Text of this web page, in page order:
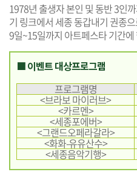
1978년 출생자 본인 및 동반 3인
기 링크에서 세종 동갑내기 권종
9일~15일까지 아트페스타 기간에
■ 이벤트 대상프로그램
프로그램명
<브라보 마이러브>
<카르멘>
<세종포에버>
<그랜드오페라갈라>
<화화-유유산수>
<세종음악기행>